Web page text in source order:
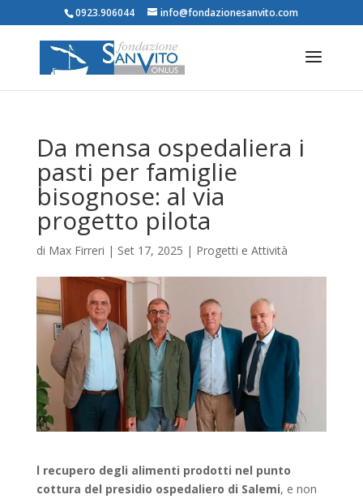
0923.906044 info@fondazionesanvito.com
Da mensa ospedaliera i
pasti per famiglie
bisognose: al via
progetto pilota
di Max Firreri | Set 17, 2025 | Progetti e Attività
l recupero degli alimenti prodotti nel punto
cottura del presidio ospedaliero di Salemi, e non